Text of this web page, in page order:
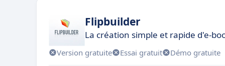
Flipbuilder
La création simple et rapide d'e-
Version gratuite Essai gratuit Démo gratuite